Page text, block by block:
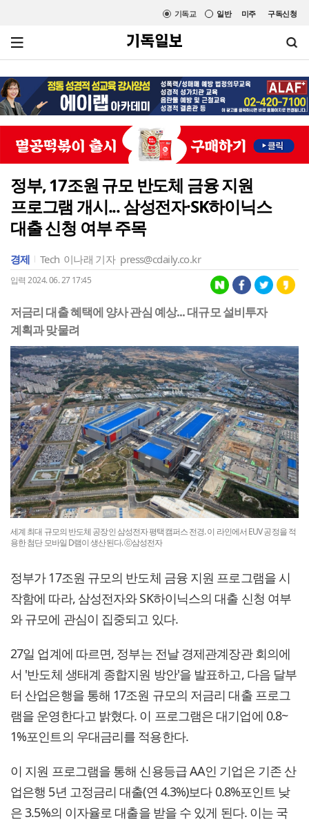
미주 구독신청
일반
기독교
정부, 17조원 규모 반도체 금융 지원
프로그램 개시... 삼성전자·SK하이닉스
대출 신청 여부 주목
경제 Tech 이나래 기자 press@cdaily.co.kr
입력 2024. 06. 27 17:45
저금리 대출 혜택에 양사 관심 예상... 대규모 설비투자
계획과 맞물려
세계 최대 규모의 반도체 공장인 삼성전자 평택캠퍼스 전경. 이 라인에서 EUV 공정을 적
용한 첨단 모바일 D램이 생산된다. ⓒ삼성전자
정부가 17조원 규모의 반도체 금융 지원 프로그램을 시
작함에 따라, 삼성전자와 SK하이닉스의 대출 신청 여부
와 규모에 관심이 집중되고 있다.
27일 업계에 따르면, 정부는 전날 경제관계장관 회의에
서 '반도체 생태계 종합지원 방안'을 발표하고, 다음 달부
터 산업은행을 통해 17조원 규모의 저금리 대출 프로그
램을 운영한다고 밝혔다. 이 프로그램은 대기업에 0.8~
1%포인트의 우대금리를 적용한다.
이 지원 프로그램을 통해 신용등급 AA인 기업은 기존 산
업은행 5년 고정금리 대출(연 4.3%)보다 0.8%포인트 낮
은 3.5%의 이자율로 대출을 받을 수 있게 된다. 이는 국